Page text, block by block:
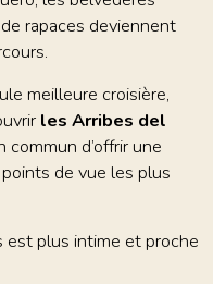
rapaces deviennent
meilleure croisière,
les Arribes del
d’offrir une
de vue les plus
est plus intime et proche